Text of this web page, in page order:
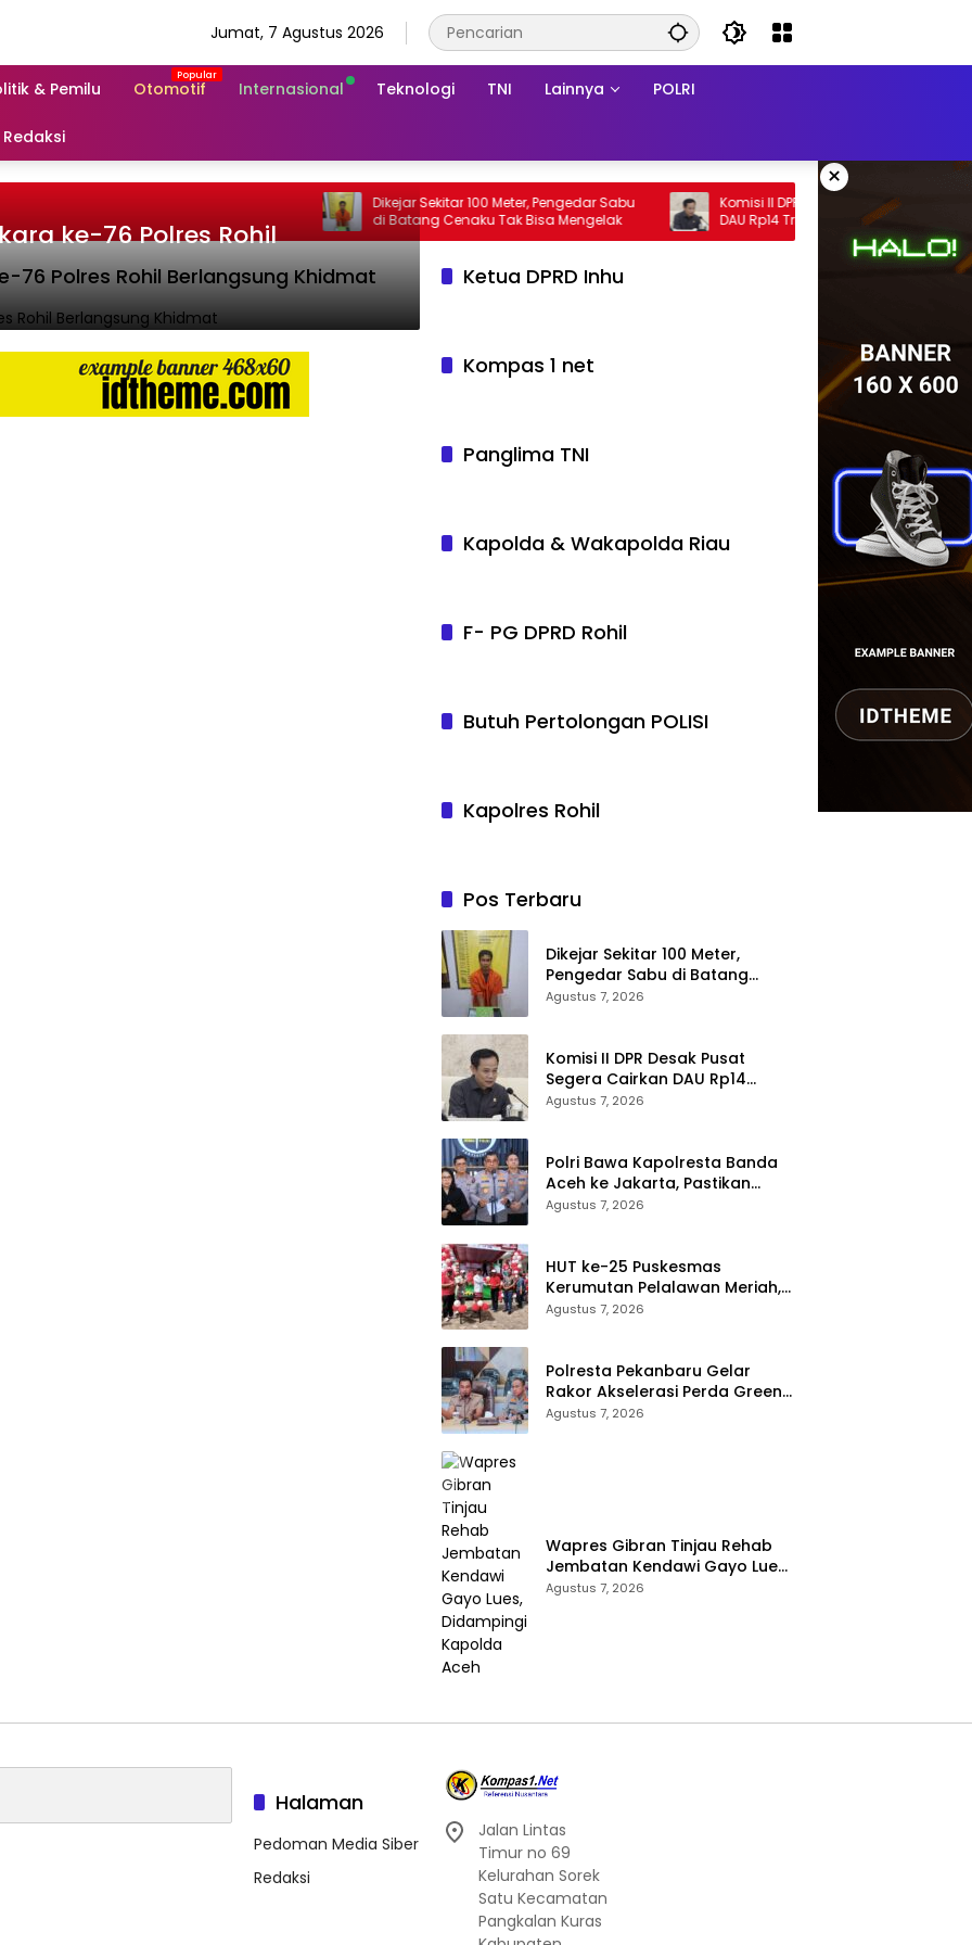
Jumat, 7 Agustus 2026
& Pemilu Otomotif Internasional Teknologi TNI Lainnya POLRI
Redaksi
×
Dikejar Sekitar 100 Meter, Pengedar Sabu
di Batang Cenaku Tak Bisa Mengelak
Komisi II DPR Desak Pusat Segera Cairkan
DAU Rp14 Triliun untuk 79 Daerah, Gaji PNS
Terancam Telat
76 Polres Rohil Berlangsung Khidmat
ke-76 Polres Rohil
Ketua DPRD Inhu
Kompas 1 net
Panglima TNI
Kapolda & Wakapolda Riau
F- PG DPRD Rohil
Butuh Pertolongan POLISI
Kapolres Rohil
Pos Terbaru
Dikejar Sekitar 100 Meter,
Pengedar Sabu di Batang
Agustus 7, 2026
Komisi II DPR Desak Pusat
Segera Cairkan DAU Rp14
Triliun untuk 79 Daerah, Gaji
Agustus 7, 2026
Polri Bawa Kapolresta Banda
Aceh ke Jakarta, Pastikan
Proses Pemeriksaan
Agustus 7, 2026
HUT ke-25 Puskesmas
Kerumutan Pelalawan Meriah,
Ratusan Warga Ikuti Jalan
Agustus 7, 2026
Polresta Pekanbaru Gelar
Rakor Akselerasi Perda Green
City, Masukkan ke Kurikulum
Agustus 7, 2026
Wapres Gibran Tinjau Rehab
Jembatan Kendawi Gayo Lues,
Didampingi Kapolda Aceh
Agustus 7, 2026
Halaman
Pedoman Media Siber
Redaksi
Jalan Lintas
Timur no 69
Kelurahan Sorek
Satu Kecamatan
Pangkalan Kuras